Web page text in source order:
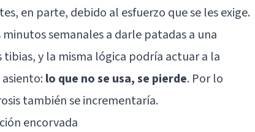
en parte, debido al esfuerzo que se les exige.
semanales a darle patadas a una
y la misma lógica podría actuar a la
lo que no se usa, se pierde. Por lo
también se incrementaría.
encorvada